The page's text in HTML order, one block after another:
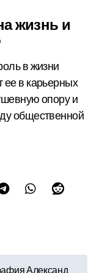
жизнь и
в жизни
в карьерных
опору и
общественной
Александ